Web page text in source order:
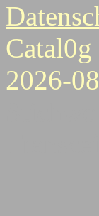
Catal0g
2026-